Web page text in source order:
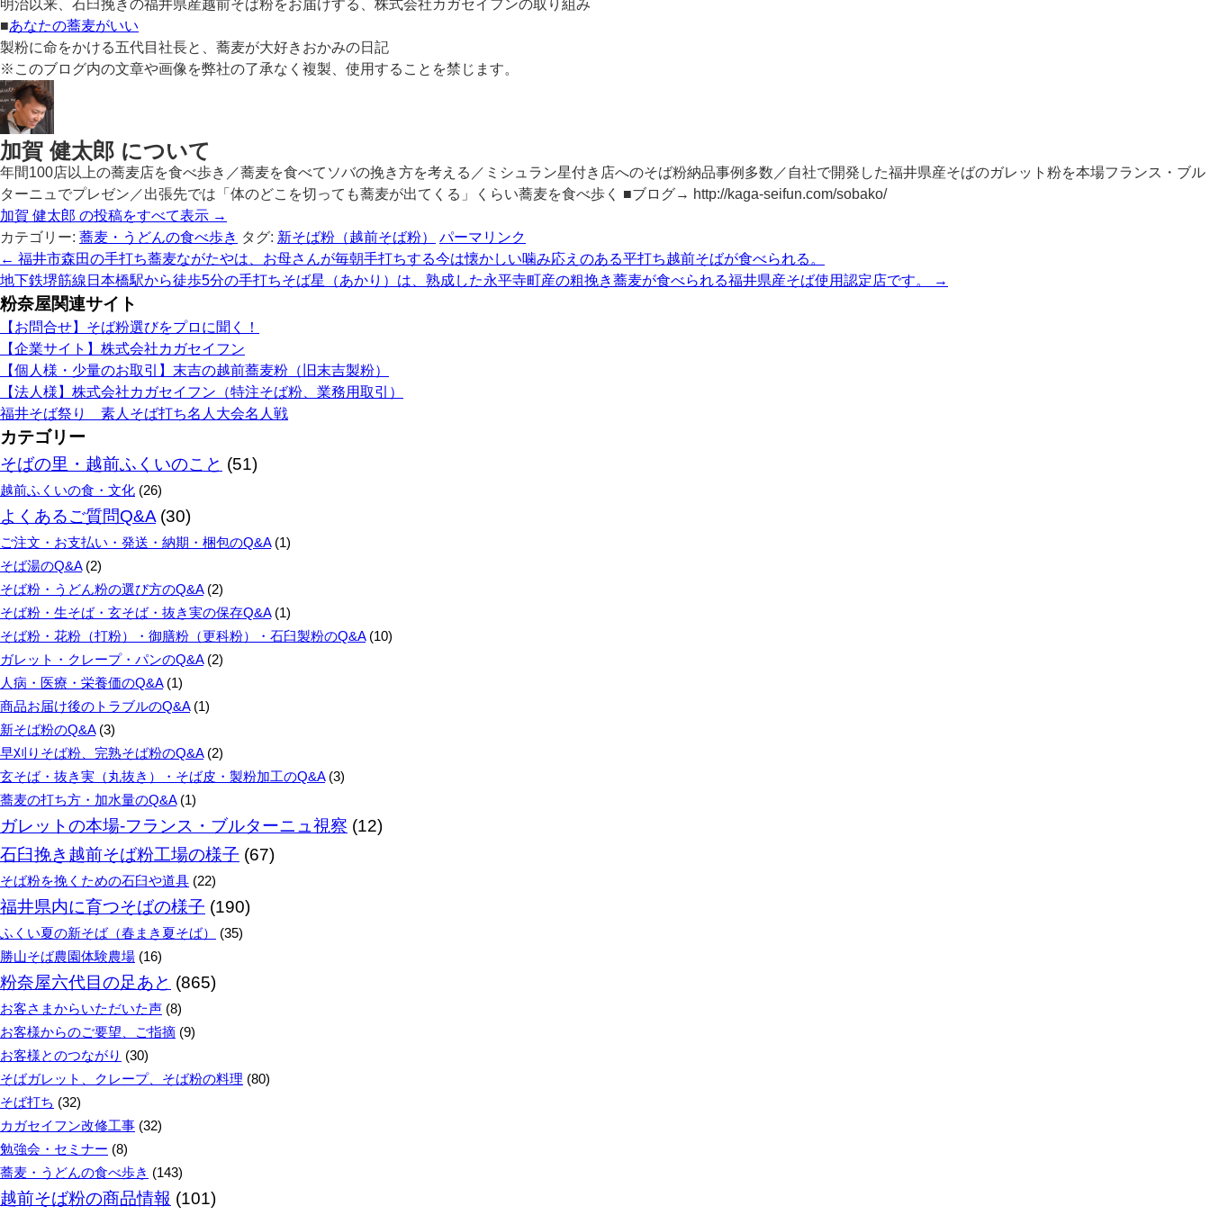
明治以来、石臼挽きの福井県産越前そば粉をお届けする、株式会社カガセイフンの取り組み
■あなたの蕎麦がいい
製粉に命をかける五代目社長と、蕎麦が大好きおかみの日記
※このブログ内の文章や画像を弊社の了承なく複製、使用することを禁じます。
加賀 健太郎 について
年間100店以上の蕎麦店を食べ歩き／蕎麦を食べてソバの挽き方を考える／ミシュラン星付き店へのそば粉納品事例多数／自社で開発した福井県産そばのガレット粉を本場フランス・ブル
ターニュでプレゼン／出張先では「体のどこを切っても蕎麦が出てくる」くらい蕎麦を食べ歩く ■ブログ→ http://kaga-seifun.com/sobako/
加賀 健太郎 の投稿をすべて表示 →
カテゴリー: 蕎麦・うどんの食べ歩き タグ: 新そば粉（越前そば粉）
パーマリンク
← 福井市森田の手打ち蕎麦ながたやは、お母さんが毎朝手打ちする今は懐かしい噛み応えのある平打ち越前そばが食べられる。
地下鉄堺筋線日本橋駅から徒歩5分の手打ちそば星（あかり）は、熟成した永平寺町産の粗挽き蕎麦が食べられる福井県産そば使用認定店です。
→
粉奈屋関連サイト
【お問合せ】そば粉選びをプロに聞く！
【企業サイト】株式会社カガセイフン
【個人様・少量のお取引】末吉の越前蕎麦粉（旧末吉製粉）
【法人様】株式会社カガセイフン（特注そば粉、業務用取引）
福井そば祭り 素人そば打ち名人大会名人戦
カテゴリー
そばの里・越前ふくいのこと (51)
越前ふくいの食・文化 (26)
よくあるご質問Q&A (30)
ご注文・お支払い・発送・納期・梱包のQ&A(1)
そば湯のQ&A(2)
そば粉・うどん粉の選び方のQ&A(2)
そば粉・生そば・玄そば・抜き実の保存Q&A(1)
そば粉・花粉（打粉）・御膳粉（更科粉）・石臼製粉のQ&A(10)
ガレット・クレープ・パンのQ&A(2)
人病・医療・栄養価のQ&A(1)
商品お届け後のトラブルのQ&A(1)
新そば粉のQ&A(3)
早刈りそば粉、完熟そば粉のQ&A(2)
玄そば・抜き実（丸抜き）・そば皮・製粉加工のQ&A(3)
蕎麦の打ち方・加水量のQ&A(1)
ガレットの本場‐フランス・ブルターニュ視察 (12)
石臼挽き越前そば粉工場の様子 (67)
そば粉を挽くための石臼や道具 (22)
福井県内に育つそばの様子 (190)
ふくい夏の新そば（春まき夏そば）
(35)
勝山そば農園体験農場 (16)
粉奈屋六代目の足あと (865)
お客さまからいただいた声 (8)
お客様からのご要望、ご指摘 (9)
お客様とのつながり (30)
そばガレット、クレープ、そば粉の料理 (80)
そば打ち (32)
カガセイフン改修工事 (32)
勉強会・セミナー (8)
蕎麦・うどんの食べ歩き (143)
越前そば粉の商品情報 (101)